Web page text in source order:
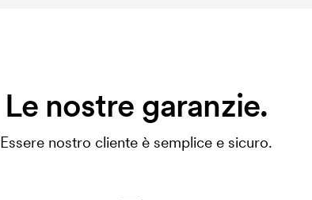
Le nostre garanzie.
Essere nostro cliente è semplice e sicuro.